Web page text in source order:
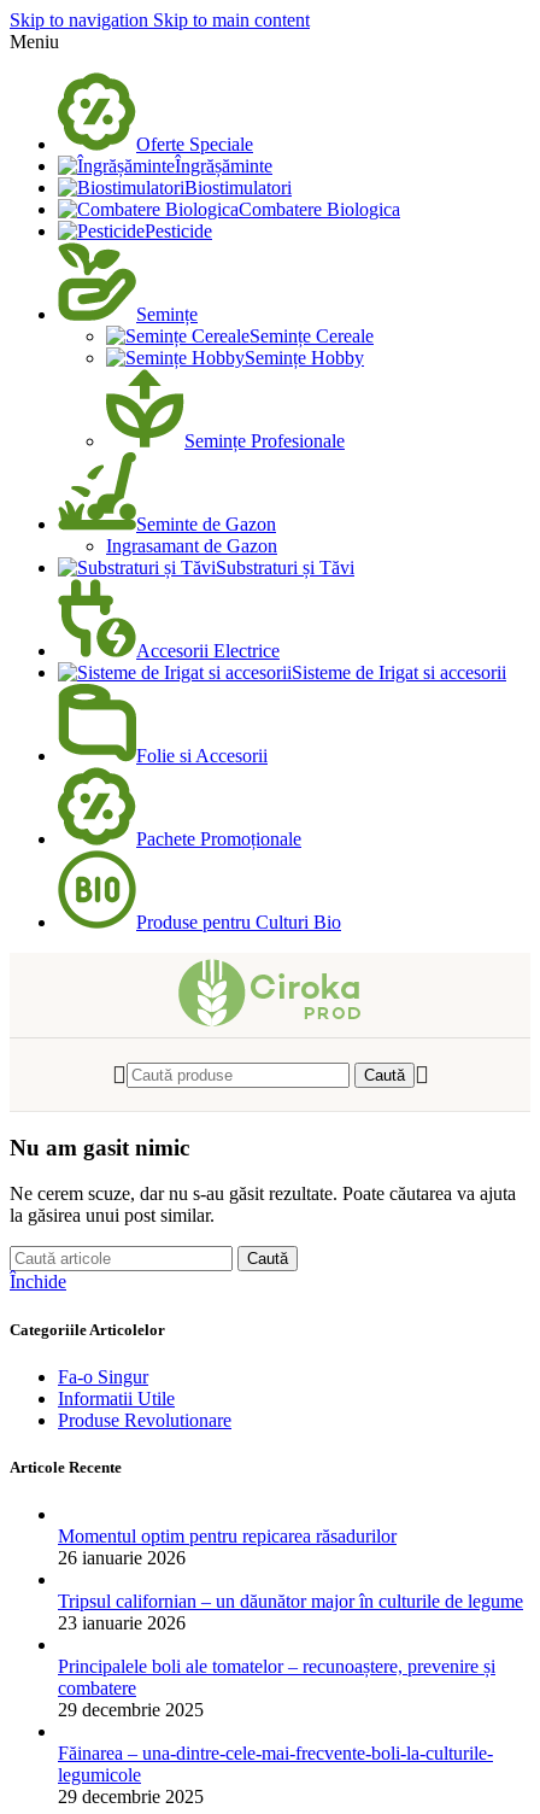
Skip to navigation Skip to main content
Meniu
Oferte Speciale
Îngrășăminte
Biostimulatori
Combatere Biologica
Pesticide
Semințe
Semințe Cereale
Semințe Hobby
Semințe Profesionale
Seminte de Gazon
Ingrasamant de Gazon
Substraturi și Tăvi
Accesorii Electrice
Sisteme de Irigat si accesorii
Folie si Accesorii
Pachete Promoționale
Produse pentru Culturi Bio
Caută
Nu am gasit nimic
Ne cerem scuze, dar nu s-au găsit rezultate. Poate căutarea va ajuta
la găsirea unui post similar.
Caută
Închide
Categoriile Articolelor
Fa-o Singur
Informatii Utile
Produse Revolutionare
Articole Recente
Momentul optim pentru repicarea răsadurilor
26 ianuarie 2026
Tripsul californian – un dăunător major în culturile de legume
23 ianuarie 2026
Principalele boli ale tomatelor – recunoaștere, prevenire și
combatere
29 decembrie 2025
Făinarea – una-dintre-cele-mai-frecvente-boli-la-culturile-
legumicole
29 decembrie 2025